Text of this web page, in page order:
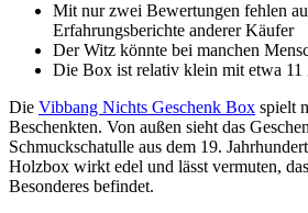
Mit nur zwei Bewertungen fehlen
Erfahrungsberichte anderer Käufer
Der Witz könnte bei manchen
Die Box ist relativ klein mit etwa 11
Die Vibbang Nichts Geschenk Box spielt
Beschenkten. Von außen sieht das
Schmuckschatulle aus dem 19.
Holzbox wirkt edel und lässt vermuten,
Besonderes befindet.